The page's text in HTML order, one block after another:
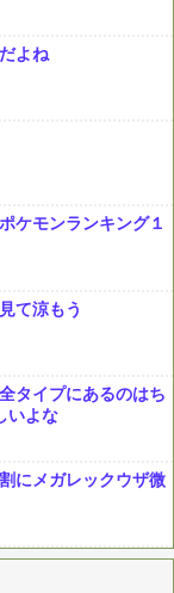
よね
ケモンランキング１
て涼もう
タイプにあるのはち
いよな
にメガレックウザ微